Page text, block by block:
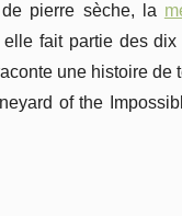
pierre sèche, la
fait partie des
une histoire de
of the